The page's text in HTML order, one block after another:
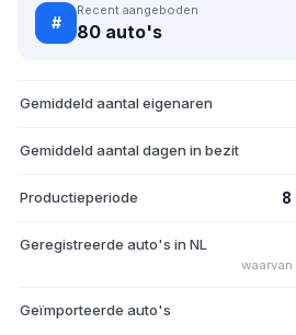
#
Recent aangeboden
80 auto's
Gemiddeld aantal eigenaren
Gemiddeld aantal dagen in bezit
Productieperiode 8
Geregistreerde auto's in NL
Geïmporteerde auto's